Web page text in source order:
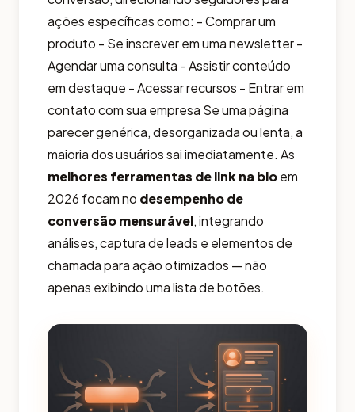
ações específicas como: - Comprar um
produto - Se inscrever em uma newsletter -
Agendar uma consulta - Assistir conteúdo
em destaque - Acessar recursos - Entrar em
contato com sua empresa Se uma página
parecer genérica, desorganizada ou lenta, a
maioria dos usuários sai imediatamente. As
melhores ferramentas de link na bioem
2026 focam no desempenho de
conversão mensurável, integrando
análises, captura de leads e elementos de
chamada para ação otimizados — não
apenas exibindo uma lista de botões.